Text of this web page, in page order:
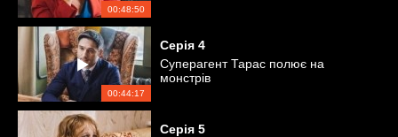
00:48:50
00:44:17
Серія 4
Суперагент Тарас полює на
монстрів
Серія 5